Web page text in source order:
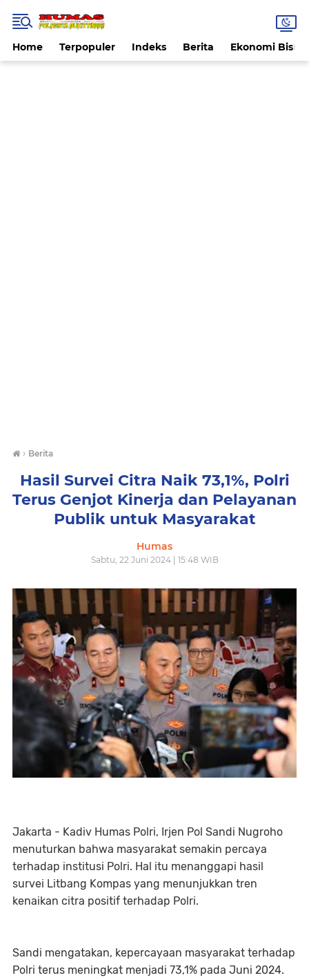
Home Terpopuler Indeks Berita Ekonomi Bisnis
› Berita
Hasil Survei Citra Naik 73,1%, Polri
Terus Genjot Kinerja dan Pelayanan
Publik untuk Masyarakat
Humas
Sabtu, 22 Juni 2024 | 15:48 WIB
Jakarta - Kadiv Humas Polri, Irjen Pol Sandi Nugroho
menuturkan bahwa masyarakat semakin percaya
terhadap institusi Polri. Hal itu menanggapi hasil
survei Litbang Kompas yang menunjukkan tren
kenaikan citra positif terhadap Polri.
Sandi mengatakan, kepercayaan masyarakat terhadap
Polri terus meningkat menjadi 73,1% pada Juni 2024.